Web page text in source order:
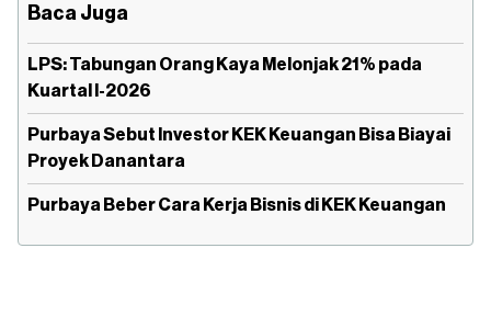
Baca Juga
LPS: Tabungan Orang Kaya Melonjak 21% pada
Kuartal I-2026
Purbaya Sebut Investor KEK Keuangan Bisa Biayai
Proyek Danantara
Purbaya Beber Cara Kerja Bisnis di KEK Keuangan